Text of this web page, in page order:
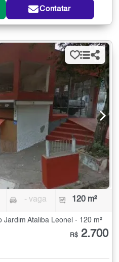
Contatar
- vaga 120 m²
Jardim Ataliba Leonel - 120 m²
R$ 2.700